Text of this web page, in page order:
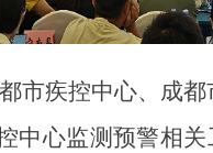
市疾控中心、成
中心监测预警相